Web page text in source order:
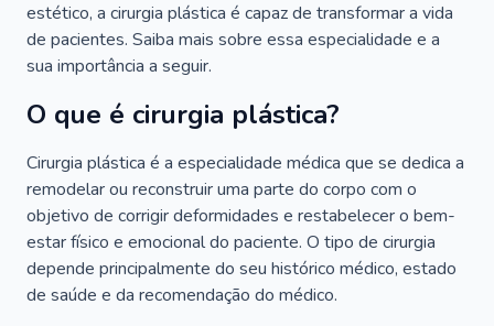
estético, a cirurgia plástica é capaz de transformar a vida
de pacientes. Saiba mais sobre essa especialidade e a
sua importância a seguir.
O que é cirurgia plástica?
Cirurgia plástica é a especialidade médica que se dedica a
remodelar ou reconstruir uma parte do corpo com o
objetivo de corrigir deformidades e restabelecer o bem-
estar físico e emocional do paciente. O tipo de cirurgia
depende principalmente do seu histórico médico, estado
de saúde e da recomendação do médico.